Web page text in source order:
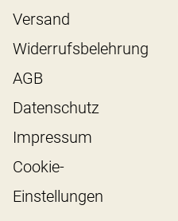
Versand
Widerrufsbelehrung
AGB
Datenschutz
Impressum
Cookie-
Einstellungen